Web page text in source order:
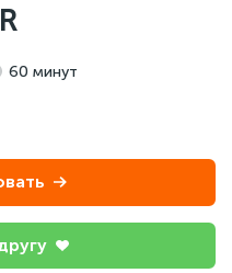
60 минут